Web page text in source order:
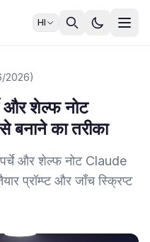
HI
2026)
और शेल्फ नोट
का तरीका
और शेल्फ नोट Claude
प्रॉम्प्ट और जाँच स्क्रिप्ट